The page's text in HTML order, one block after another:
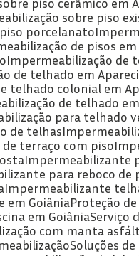
sobre piso
porcelanato
de pisos
Impermeabilização de
de telhado em
telhado colonial em
de telhado
para telhado
de telhas
de terraço com piso
Impermeabilizante
para reboco de
Impermeabilizante
em Goiânia Proteção
em Goiânia
com manta
Soluções